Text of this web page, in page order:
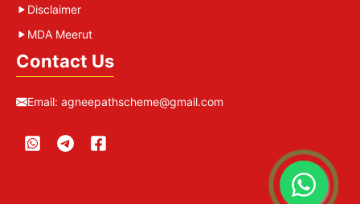
Disclaimer
MDA Meerut
Contact Us
Email: agneepathscheme@gmail.com